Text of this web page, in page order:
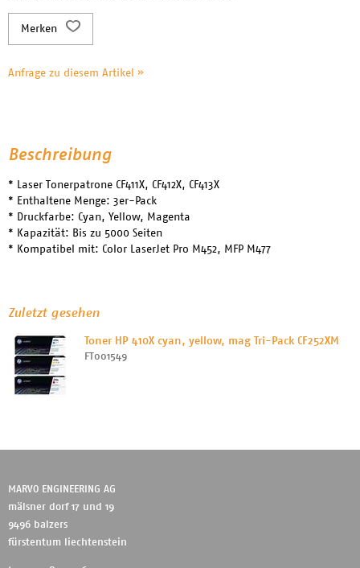
Merken
Anfrage zu diesem Artikel »
Beschreibung
* Laser Tonerpatrone CF411X, CF412X, CF413X
* Enthaltene Menge: 3er-Pack
* Druckfarbe: Cyan, Yellow, Magenta
* Kapazität: Bis zu 5000 Seiten
* Kompatibel mit: Color LaserJet Pro M452, MFP M477
Zuletzt gesehen
Toner HP 410X cyan, yellow, mag Tri-Pack CF252XM
FT001549
MARVO ENGINEERING AG
mälsner dorf 17 und 19
9496 balzers
fürstentum liechtenstein